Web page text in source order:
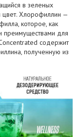
в зеленых
цвет. Хлорофиллин —
которое, как
преимуществами для
содержит
полученную из